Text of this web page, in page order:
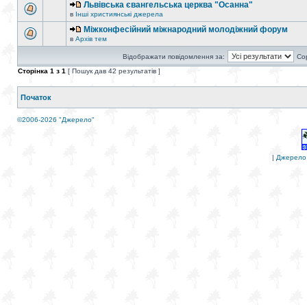
Львівська євангельська церква "Осанна"
в Інші християнські джерела
Міжконфесійний міжнародний молодіжний форум
в Архів тем
Відображати повідомлення за:
Сторінка 1 з 1 [ Пошук дав 42 результатів ]
Початок
©2006-2026 "Джерело"
| Джерело